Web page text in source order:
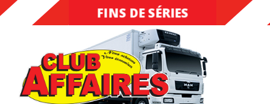
DESTOCKAGE
FINS DE SÉRIES